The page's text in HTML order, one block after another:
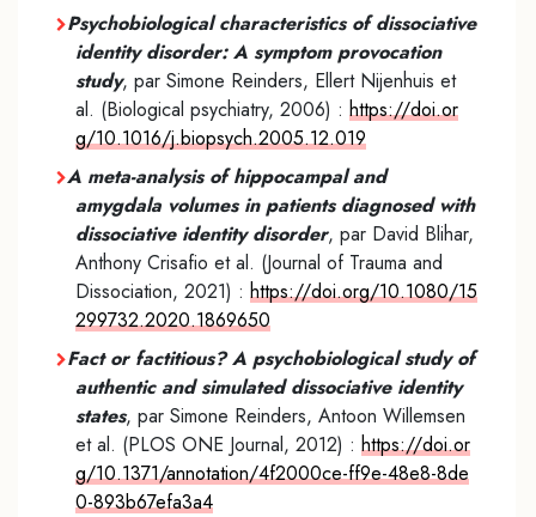
Psychobiological characteristics of dissociative
identity disorder: A symptom provocation
study, par Simone Reinders, Ellert Nijenhuis et
al. (Biological psychiatry, 2006) : https://doi.or
g/10.1016/j.biopsych.2005.12.019
A meta-analysis of hippocampal and
amygdala volumes in patients diagnosed with
dissociative identity disorder, par David Blihar,
Anthony Crisafio et al. (Journal of Trauma and
Dissociation, 2021) : https://doi.org/10.1080/15
299732.2020.1869650
Fact or factitious? A psychobiological study of
authentic and simulated dissociative identity
states, par Simone Reinders, Antoon Willemsen
et al. (PLOS ONE Journal, 2012) : https://doi.or
g/10.1371/annotation/4f2000ce-ff9e-48e8-8de
0-893b67efa3a4